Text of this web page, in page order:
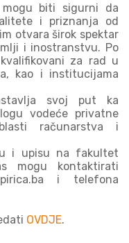
mogu biti sigurni da
i priznanja od
otvara širok spektar
i inostranstvu. Po
za rad u
kao i institucijama
svoj put ka
vodeće privatne
računarstva i
i upisu na fakultet
mogu kontaktirati
i telefona
OVDJE.